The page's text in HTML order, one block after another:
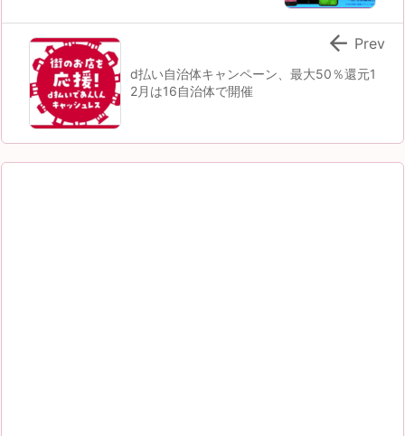
d払い自治体キャンペーン、最大50％還元1
2月は16自治体で開催
 Prev